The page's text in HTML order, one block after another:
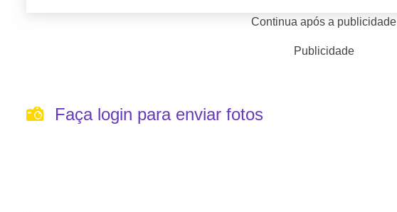
Continua após a publicidade
Publicidade
Faça login para enviar fotos